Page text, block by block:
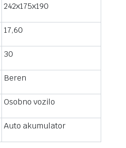
242x175x190
17,60
30
Beren
Osobno vozilo
Auto akumulator